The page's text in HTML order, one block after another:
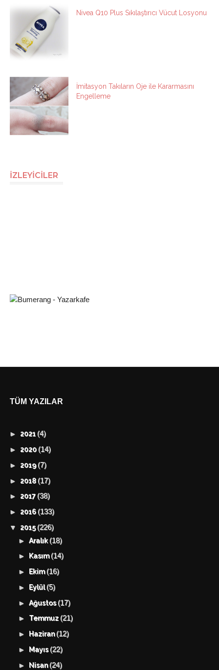
Nivea Q10 Plus Sıkılaştırıcı Vücut Losyonu
İmitasyon Takıların Oje ile Kararmasını
Engelleme
İZLEYİCİLER
TÜM YAZILAR
► 2021 (4)
► 2020 (14)
► 2019(7)
► 2018 (17)
► 2017 (38)
► 2016 (133)
▼ 2015(226)
►Aralık(18)
► Kasım(14)
► Ekim(16)
► Eylül(5)
►Ağustos(17)
► Temmuz (21)
► Haziran(12)
► Mayıs(22)
► Nisan(24)